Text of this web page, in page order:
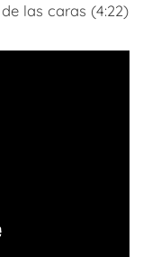
las caras (4:22)